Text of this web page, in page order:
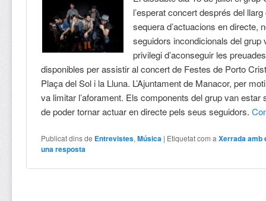
l’esperat concert després del
sequera d’actuacions en directe,
seguidors incondicionals del grup
privilegi d’aconseguir les
disponibles per assistir al concert de Festes de Porto
Plaça del Sol i la Lluna. L’Ajuntament de Manacor, per
va limitar l’aforament. Els components del grup van estar
de poder tornar actuar en directe pels seus seguidors.
Publicat dins de Entrevistes,Música | Etiquetat com a Xerrada amb
una resposta